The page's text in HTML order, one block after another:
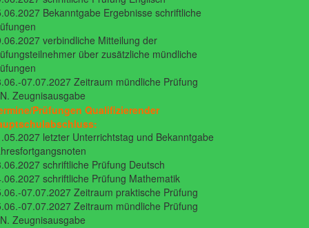
Bekanntgabe Ergebnisse schriftliche
verbindliche Mitteilung der
über zusätzliche mündliche
07.07.2027 Zeitraum mündliche Prüfung
Zeugnisausgabe
Prüfungen Qualifizierender
letzter Unterrichtstag und Bekanntgabe
schriftliche Prüfung Deutsch
schriftliche Prüfung Mathematik
07.07.2027 Zeitraum praktische Prüfung
07.07.2027 Zeitraum mündliche Prüfung
Zeugnisausgabe